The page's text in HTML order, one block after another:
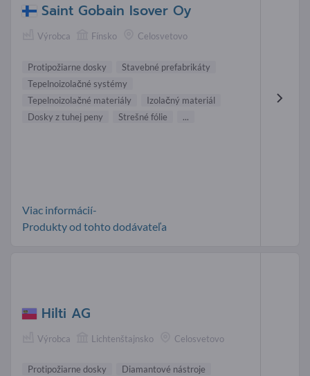
Saint Gobain Isover Oy
Výrobca Fínsko Celosvetovo
Protipožiarne dosky
Stavebné prefabrikáty
Tepelnoizolačné systémy
Tepelnoizolačné materiály
Izolačný materiál
Dosky z tuhej peny
Strešné fólie ...
Viac informácií-
Produkty od tohto dodávateľa
Hilti AG
Výrobca Lichtenštajnsko Celosvetovo
Protipožiarne dosky
Diamantové nástroje